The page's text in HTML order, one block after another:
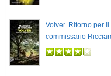
Volver. Ritorno per il
commissario